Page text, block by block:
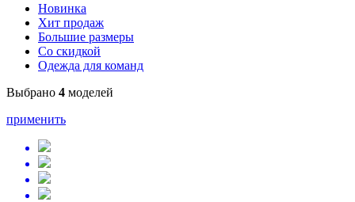
Новинка
Хит продаж
Большие размеры
Со скидкой
Одежда для команд
Выбрано 4 моделей
применить